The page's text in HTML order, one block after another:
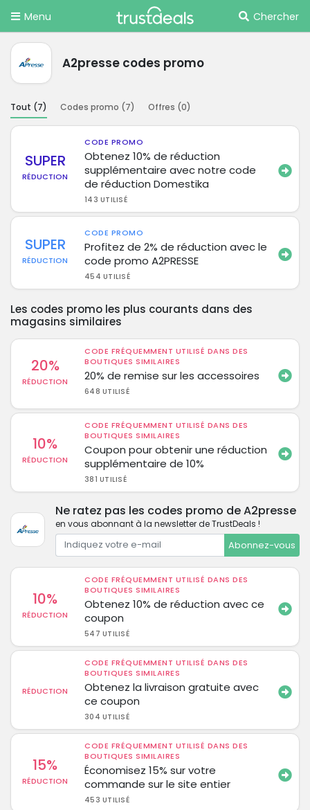
Menu Chercher
A2presse codes promo
Tout (7) Codes promo (7) Offres (0)
SUPER
RÉDUCTION
CODE PROMO
Obtenez 10% de réduction
supplémentaire avec notre code
de réduction Domestika
143 UTILISÉ
SUPER
RÉDUCTION
CODE PROMO
Profitez de 2% de réduction avec le
code promo A2PRESSE
454 UTILISÉ
Les codes promo les plus courants dans des
magasins similaires
20%
RÉDUCTION
CODE FRÉQUEMMENT UTILISÉ DANS DES
BOUTIQUES SIMILAIRES
20% de remise sur les accessoires
648 UTILISÉ
10%
RÉDUCTION
CODE FRÉQUEMMENT UTILISÉ DANS DES
BOUTIQUES SIMILAIRES
Coupon pour obtenir une réduction
supplémentaire de 10%
381 UTILISÉ
Ne ratez pas les codes promo de A2presse
en vous abonnant à la newsletter de TrustDeals !
Abonnez-vous
10%
RÉDUCTION
CODE FRÉQUEMMENT UTILISÉ DANS DES
BOUTIQUES SIMILAIRES
Obtenez 10% de réduction avec ce
coupon
547 UTILISÉ
RÉDUCTION
CODE FRÉQUEMMENT UTILISÉ DANS DES
BOUTIQUES SIMILAIRES
Obtenez la livraison gratuite avec
ce coupon
304 UTILISÉ
15%
RÉDUCTION
CODE FRÉQUEMMENT UTILISÉ DANS DES
BOUTIQUES SIMILAIRES
Économisez 15% sur votre
commande sur le site entier
453 UTILISÉ